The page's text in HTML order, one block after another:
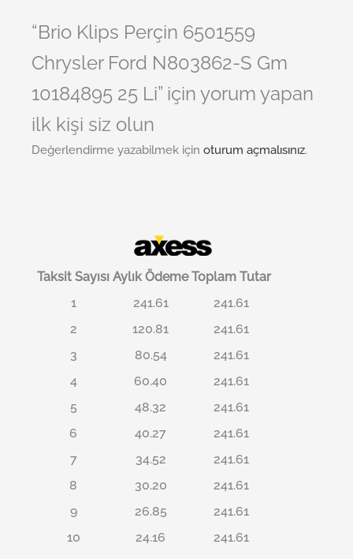
“Brio Klips Perçin 6501559
Chrysler Ford N803862-S Gm
10184895 25 Li” için yorum yapan
ilk kişi siz olun
Değerlendirme yazabilmek için oturum açmalısınız.
Taksit Sayısı Aylık Ödeme Toplam Tutar
1
241.61
241.61
2
120.81
241.61
3
80.54
241.61
4
60.40
241.61
5
48.32
241.61
6
40.27
241.61
7
34.52
241.61
8
30.20
241.61
9
26.85
241.61
10
24.16
241.61